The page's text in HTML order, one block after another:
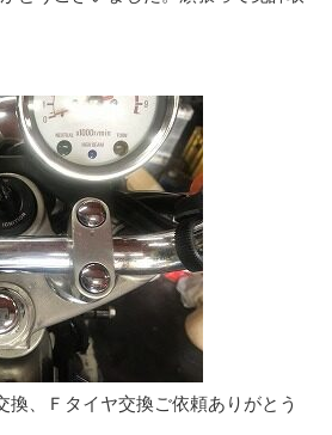
換、Ｆタイヤ交換ご依頼ありがとう